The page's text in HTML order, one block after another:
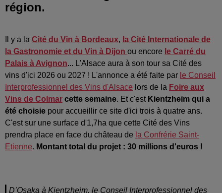
région.
Il y a la Cité du Vin à Bordeaux, la Cité Internationale de
la Gastronomie et du Vin à Dijon ou encore le Carré du
Palais à Avignon... L'Alsace aura à son tour sa Cité des
vins d'ici 2026 ou 2027 ! L'annonce a été faite par le Conseil
Interprofessionnel des Vins d'Alsace lors de la Foire aux
Vins de Colmar cette semaine. Et c'est Kientzheim qui a
été choisie pour accueillir ce site d'ici trois à quatre ans.
C'est sur une surface d'1,7ha que cette Cité des Vins
prendra place en face du château de la Confrérie Saint-
Etienne. Montant total du projet : 30 millions d'euros !
D’Osaka à Kientzheim, le Conseil Interprofessionnel des